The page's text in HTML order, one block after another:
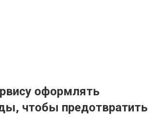
оформлять
чтобы предотвратить